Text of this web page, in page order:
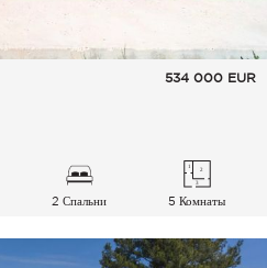
534 000 EUR
2 Спальни 5 Комнаты